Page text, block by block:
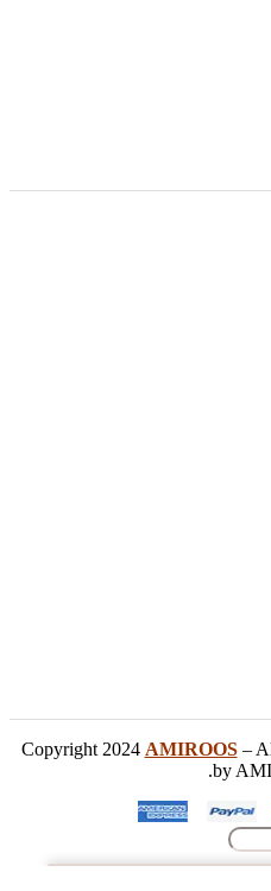
AMIROOS–
by